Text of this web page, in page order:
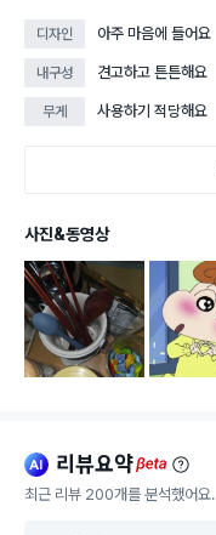
디자인 아주 마음에 들어요
내구성 견고하고 튼튼해요
무게 사용하기 적당해요
사진&동영상
ai 리뷰요약beta
최근 리뷰 200개를 분석했어요.